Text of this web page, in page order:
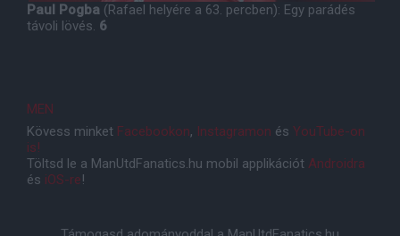
Paul Pogba (Rafael helyére a 63. percben): Egy parádés
távoli lövés. 6
MEN
Kövess minket Facebookon, Instagramon és YouTube-on
is!
Töltsd le a ManUtdFanatics.hu mobil applikációt Androidra
és iOS-re!